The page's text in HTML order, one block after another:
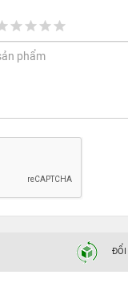
ĐỔI